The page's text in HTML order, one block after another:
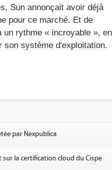
Sun annonçait avoir déjà
pour ce marché. Et de
rythme « incroyable », en
son système d'exploitation.
par Nexpublica
la certification cloud du Cispe